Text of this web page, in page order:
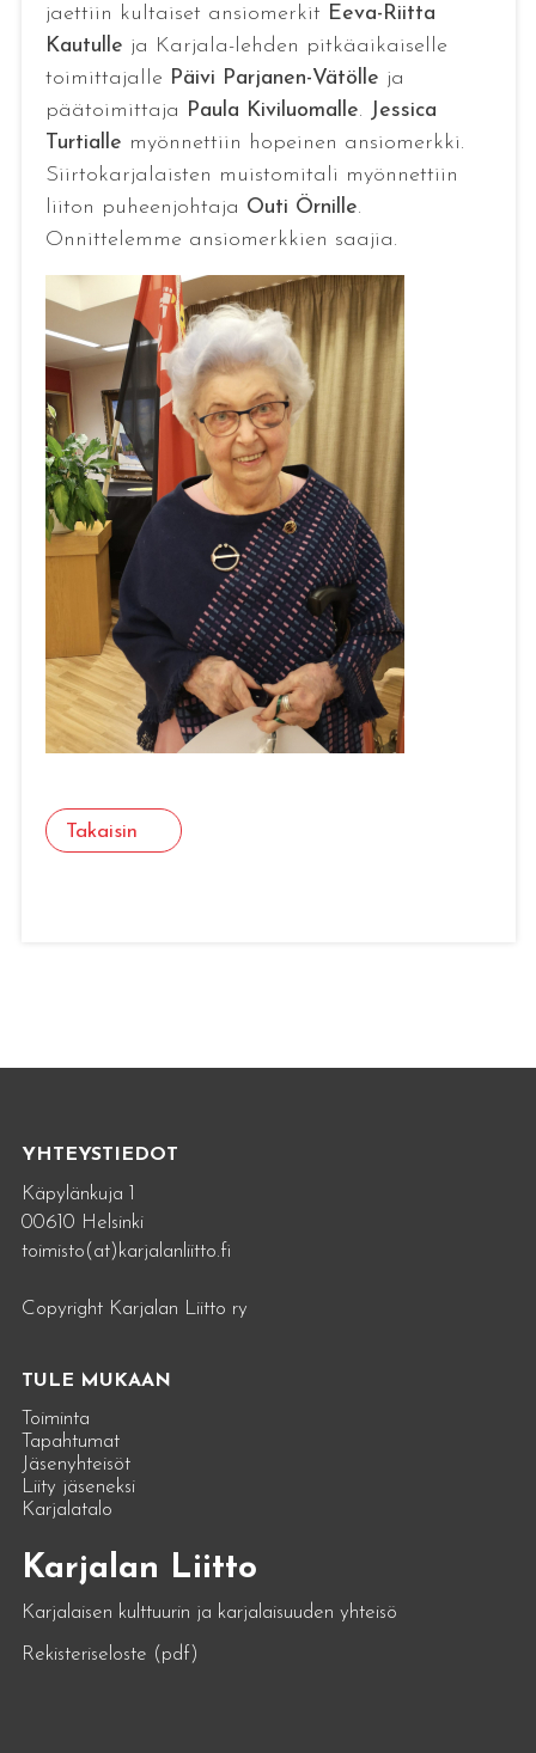
jaettiin kultaiset ansiomerkit Eeva-Riitta
Kautulle ja Karjala-lehden pitkäaikaiselle
toimittajalle Päivi Parjanen-Vätölle ja
päätoimittaja Paula Kiviluomalle. Jessica
Turtialle myönnettiin hopeinen ansiomerkki.
Siirtokarjalaisten muistomitali myönnettiin
liiton puheenjohtaja Outi Örnille.
Onnittelemme ansiomerkkien saajia.
Takaisin
YHTEYSTIEDOT
Käpylänkuja 1
00610 Helsinki
toimisto(at)karjalanliitto.fi
Copyright Karjalan Liitto ry
TULE MUKAAN
Toiminta
Tapahtumat
Jäsenyhteisöt
Liity jäseneksi
Karjalatalo
Karjalan Liitto
Karjalaisen kulttuurin ja karjalaisuuden yhteisö
Rekisteriseloste (pdf)